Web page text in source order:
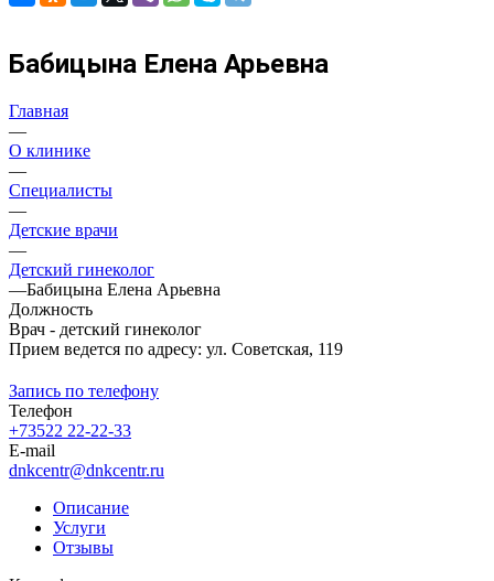
Бабицына Елена Арьевна
Главная
—
О клинике
—
Специалисты
—
Детские врачи
—
Детский гинеколог
—Бабицына Елена Арьевна
Должность
Врач - детский гинеколог
Прием ведется по адресу: ул. Советская, 119
Запись по телефону
Телефон
+73522 22-22-33
E-mail
dnkcentr@dnkcentr.ru
Описание
Услуги
Отзывы